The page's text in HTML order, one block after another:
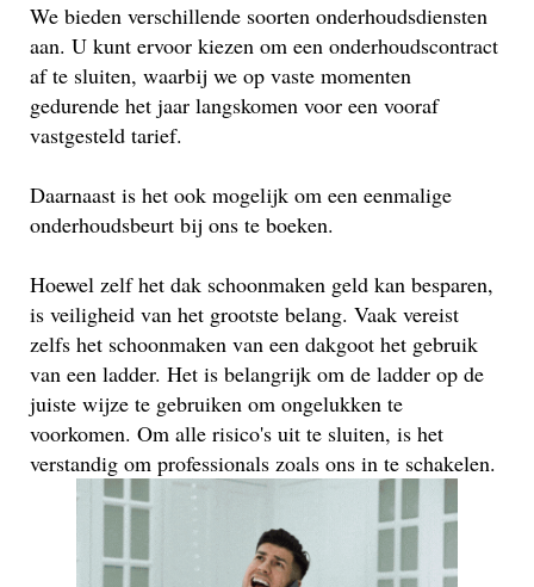
We bieden verschillende soorten onderhoudsdiensten
aan. U kunt ervoor kiezen om een onderhoudscontract
af te sluiten, waarbij we op vaste momenten
gedurende het jaar langskomen voor een vooraf
vastgesteld tarief.
Daarnaast is het ook mogelijk om een eenmalige
onderhoudsbeurt bij ons te boeken.
Hoewel zelf het dak schoonmaken geld kan besparen,
is veiligheid van het grootste belang. Vaak vereist
zelfs het schoonmaken van een dakgoot het gebruik
van een ladder. Het is belangrijk om de ladder op de
juiste wijze te gebruiken om ongelukken te
voorkomen. Om alle risico's uit te sluiten, is het
verstandig om professionals zoals ons in te schakelen.